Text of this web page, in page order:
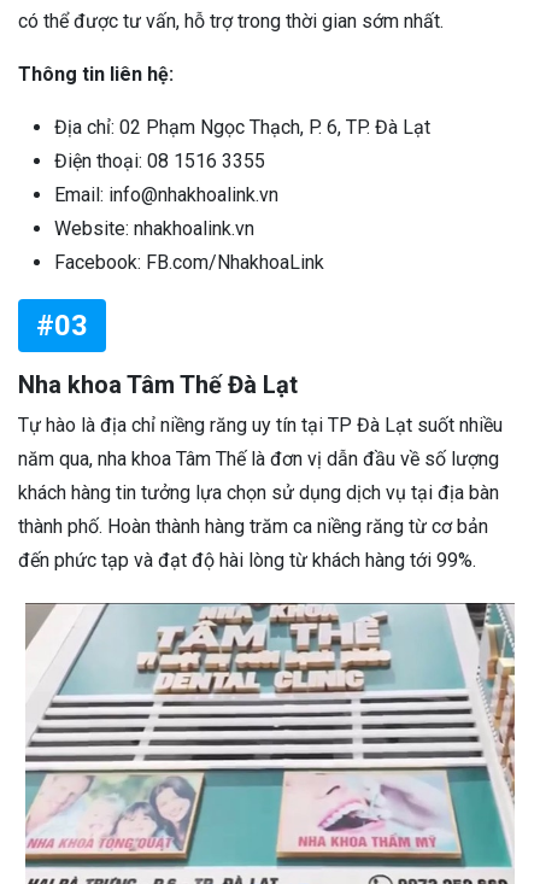
có thể được tư vấn, hỗ trợ trong thời gian sớm nhất.
Thông tin liên hệ:
Địa chỉ: 02 Phạm Ngọc Thạch, P. 6, TP. Đà Lạt
Điện thoại: 08 1516 3355
Email: info@nhakhoalink.vn
Website: nhakhoalink.vn
Facebook: FB.com/NhakhoaLink
#03
Nha khoa Tâm Thế Đà Lạt
Tự hào là địa chỉ niềng răng uy tín tại TP Đà Lạt suốt nhiều
năm qua, nha khoa Tâm Thế là đơn vị dẫn đầu về số lượng
khách hàng tin tưởng lựa chọn sử dụng dịch vụ tại địa bàn
thành phố. Hoàn thành hàng trăm ca niềng răng từ cơ bản
đến phức tạp và đạt độ hài lòng từ khách hàng tới 99%.